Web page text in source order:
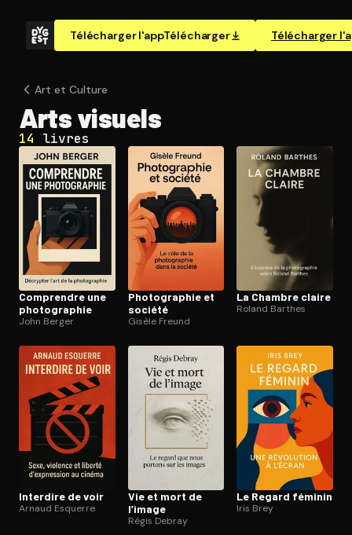
Télécharger l'appTélécharger Télécharger
Ouvre l'app Appareil photo, pointe sur le code. C'est gratuit à
Art et Culture
Arts visuels
14 livres
Comprendre une
pho­to­gra­phie
John Berger
Pho­to­gra­phie et
société
Gisèle Freund
La Chambre claire
Roland Barthes
Interdire de voir
Arnaud Esquerre
Vie et mort de
l’image
Régis Debray
Le Regard féminin
Iris Brey